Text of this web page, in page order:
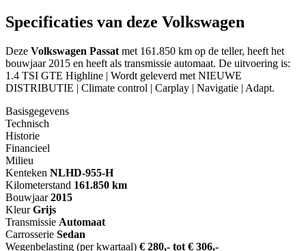
Specificaties van deze Volkswagen
Deze Volkswagen Passat met 161.850 km op de teller, heeft het
bouwjaar 2015 en heeft als transmissie automaat. De uitvoering is:
1.4 TSI GTE Highline | Wordt geleverd met NIEUWE
DISTRIBUTIE | Climate control | Carplay | Navigatie | Adapt.
Basisgegevens
Technisch
Historie
Financieel
Milieu
Kenteken NLHD-955-H
Kilometerstand 161.850 km
Bouwjaar 2015
Kleur Grijs
Transmissie Automaat
Carrosserie Sedan
Wegenbelasting (per kwartaal) € 280,- tot € 306,-